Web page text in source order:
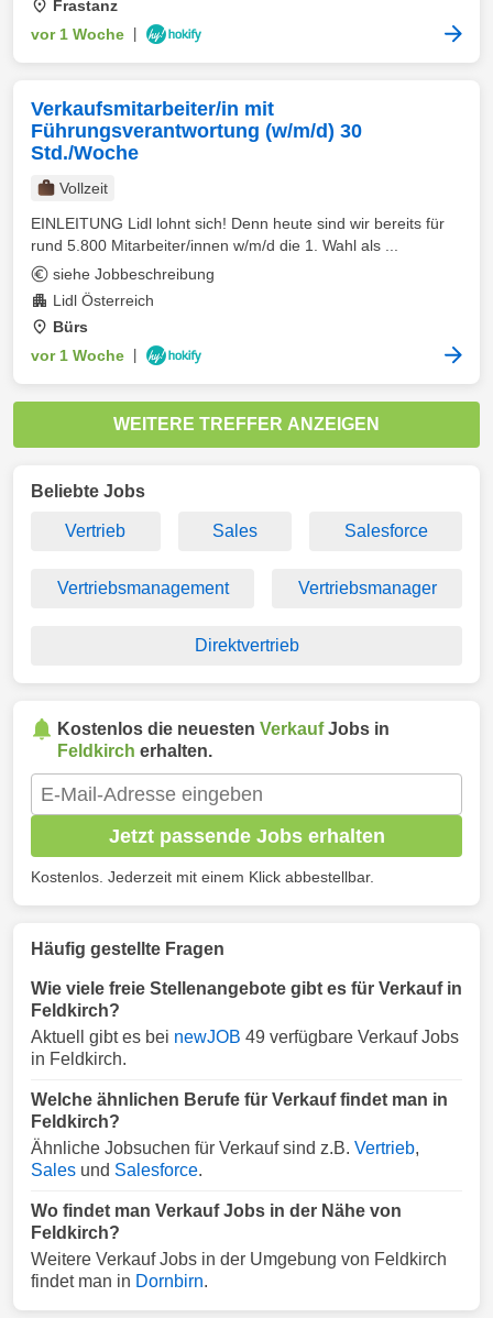
Frastanz
vor 1 Woche
Verkaufsmitarbeiter/in mit
Führungsverantwortung (w/m/d) 30
Std./Woche
Vollzeit
EINLEITUNG Lidl lohnt sich! Denn heute sind wir bereits für
rund 5.800 Mitarbeiter/innen w/m/d die 1. Wahl als ...
siehe Jobbeschreibung
Lidl Österreich
Bürs
vor 1 Woche
WEITERE TREFFER ANZEIGEN
Beliebte Jobs
Vertrieb Sales Salesforce
Vertriebsmanagement Vertriebsmanager
Direktvertrieb
Kostenlos die neuesten VerkaufJobs in
Feldkirch erhalten.
Jetzt passende Jobs erhalten
Kostenlos. Jederzeit mit einem Klick abbestellbar.
Häufig gestellte Fragen
Wie viele freie Stellenangebote gibt es für Verkauf in
Feldkirch?
Aktuell gibt es bei newJOB 49 verfügbare Verkauf Jobs
in Feldkirch.
Welche ähnlichen Berufe für Verkauf findet man in
Feldkirch?
Ähnliche Jobsuchen für Verkauf sind z.B. Vertrieb,
Sales und Salesforce.
Wo findet man Verkauf Jobs in der Nähe von
Feldkirch?
Weitere Verkauf Jobs in der Umgebung von Feldkirch
findet man in Dornbirn.